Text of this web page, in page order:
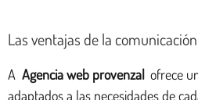
Las ventajas de la
A Agencia web provenzal ofrece
adaptados a las necesidades de